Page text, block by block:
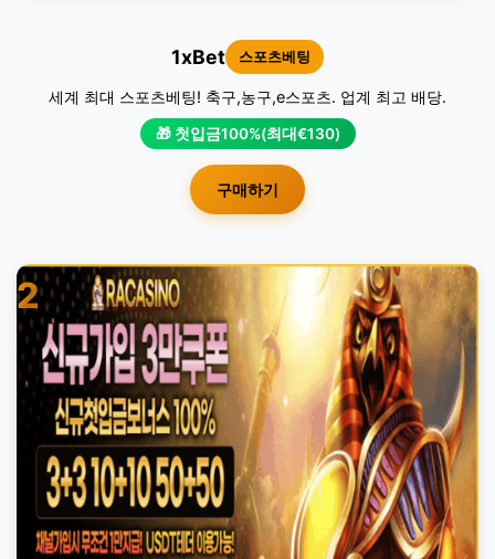
1xBet 스포츠베팅
세계 최대 스포츠베팅! 축구,농구,e스포츠. 업계 최고 배당.
🎁 첫입금100%(최대€130)
구매하기
2